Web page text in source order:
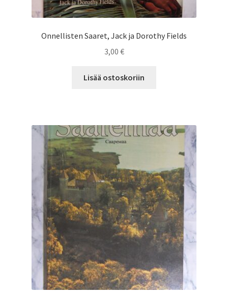
Onnellisten Saaret, Jack ja Dorothy Fields
3,00 €
Lisää ostoskoriin